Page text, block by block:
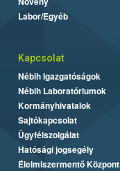
Labor/Egyéb
Kapcsolat
Nébih Igazgatóságok
Nébih Laboratóriumok
Kormányhivatalok
Sajtókapcsolat
Ügyfélszolgálat
Hatósági jogsegély
Élelmiszermentő Központ